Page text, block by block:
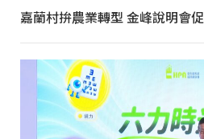
嘉蘭村拚農業轉型 金峰說明會